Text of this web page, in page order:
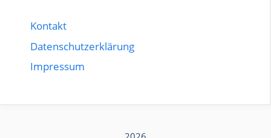
Kontakt
Datenschutzerklärung
Impressum